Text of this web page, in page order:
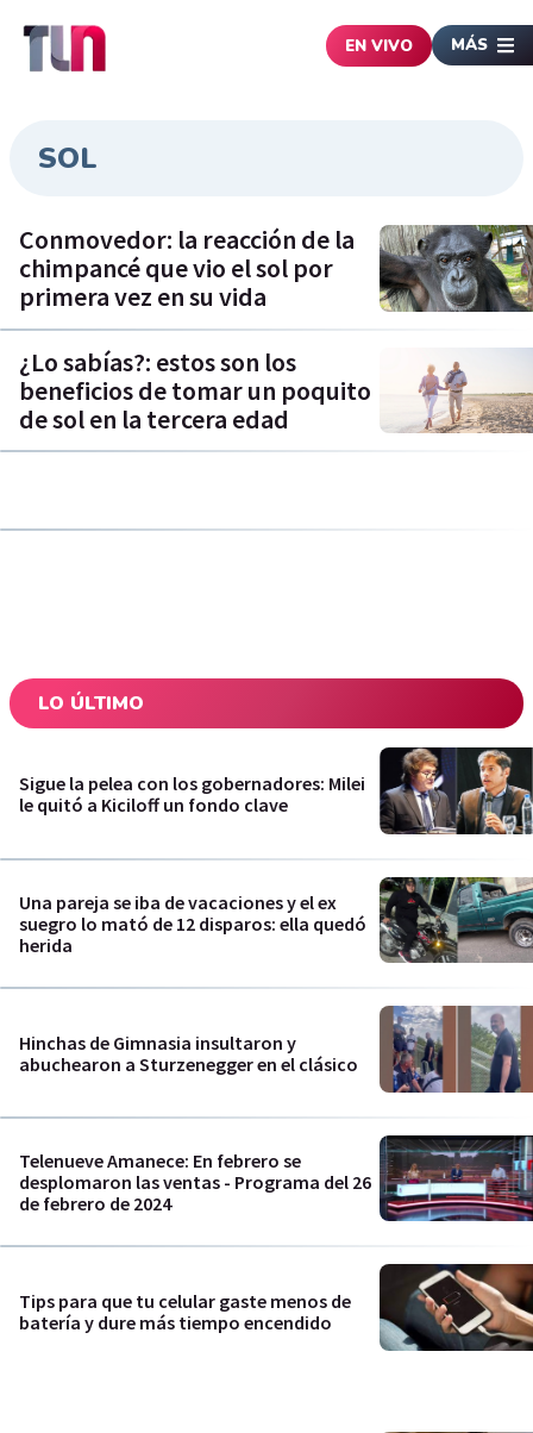
EN VIVO MÁS
SOL
Conmovedor: la reacción de la
chimpancé que vio el sol por
primera vez en su vida
¿Lo sabías?: estos son los
beneficios de tomar un poquito
de sol en la tercera edad
LO ÚLTIMO
Sigue la pelea con los gobernadores: Milei
le quitó a Kiciloff un fondo clave
Una pareja se iba de vacaciones y el ex
suegro lo mató de 12 disparos: ella quedó
herida
Hinchas de Gimnasia insultaron y
abuchearon a Sturzenegger en el clásico
Telenueve Amanece: En febrero se
desplomaron las ventas - Programa del 26
de febrero de 2024
Tips para que tu celular gaste menos de
batería y dure más tiempo encendido